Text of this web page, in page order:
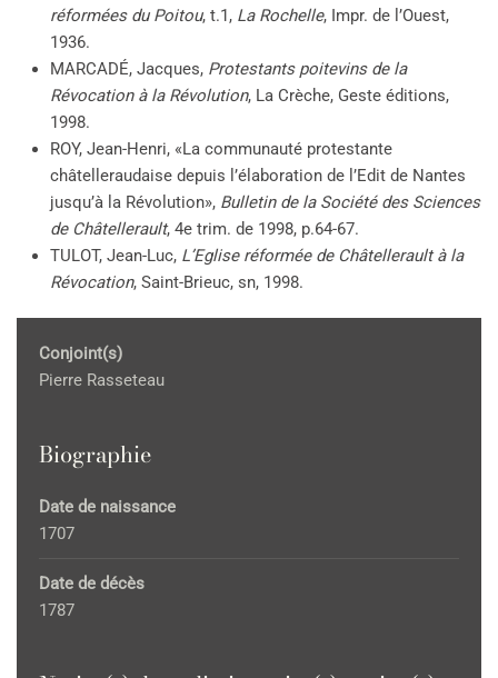
réformées du Poitou, t.1, La Rochelle, Impr. de l’Ouest,
1936.
MARCADÉ, Jacques, Protestants poitevins de la
Révocation à la Révolution, La Crèche, Geste éditions,
1998.
ROY, Jean-Henri, «La communauté protestante
châtelleraudaise depuis l’élaboration de l’Edit de Nantes
jusqu’à la Révolution», Bulletin de la Société des Sciences
de Châtellerault, 4e trim. de 1998, p.64-67.
TULOT, Jean-Luc, L’Eglise réformée de Châtellerault à la
Révocation, Saint-Brieuc, sn, 1998.
Conjoint(s)
Pierre Rasseteau
Biographie
Date de naissance
1707
Date de décès
1787